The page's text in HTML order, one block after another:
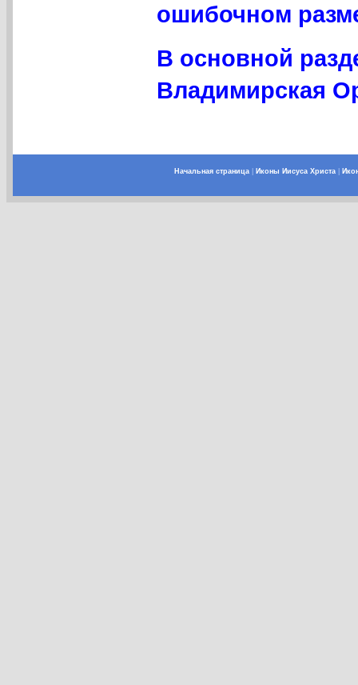
ошибочном
В основной
Владимирская
Начальная страница| Иконы Иисуса Христа|